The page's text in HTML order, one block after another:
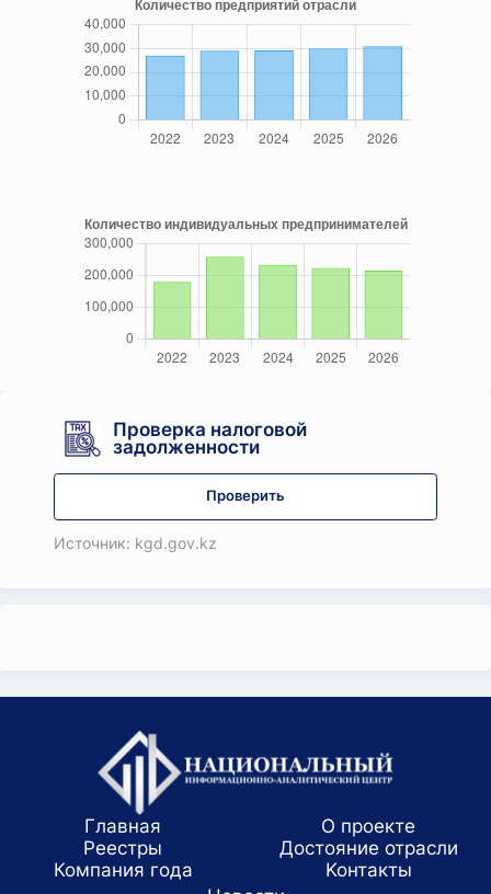
Проверка налоговой
задолженности
Проверить
Источник: kgd.gov.kz
Главная
О проекте
Реестры
Достояние отрасли
Компания года
Koнтaкты